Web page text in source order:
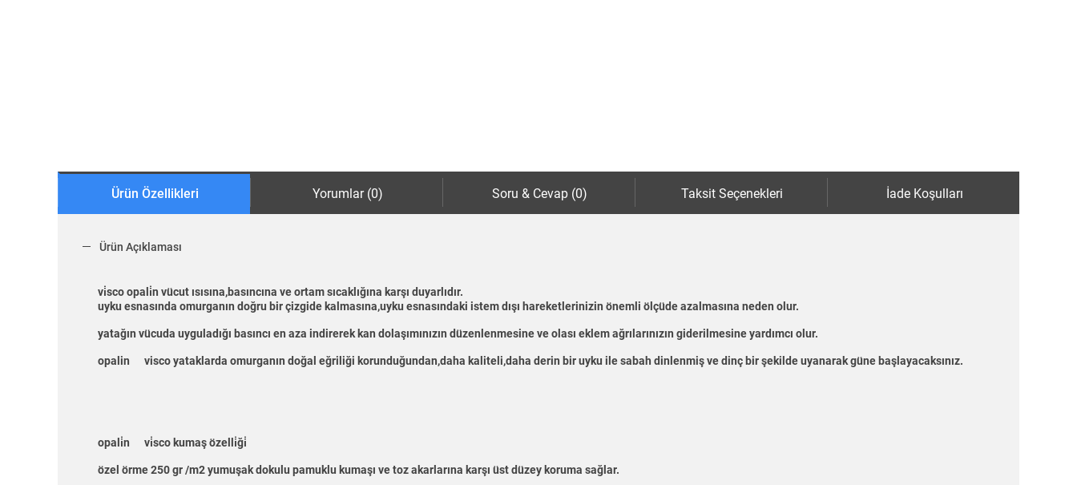
Ürün Özellikleri Yorumlar (0) Soru & Cevap (0) Taksit Seçenekleri İade Koşulları
Ürün Açıklaması
vi̇sco opali̇n vücut ısısına,basıncına ve ortam sıcaklığına karşı duyarlıdır.
uyku esnasında omurganın doğru bir çizgide kalmasına,uyku esnasındaki istem dışı hareketlerinizin önemli ölçüde azalmasına neden olur.
yatağın vücuda uyguladığı basıncı en aza indirerek kan dolaşımınızın düzenlenmesine ve olası eklem ağrılarınızın giderilmesine yardımcı olur.
opalin visco yataklarda omurganın doğal eğriliği korunduğundan,daha kaliteli,daha derin bir uyku ile sabah dinlenmiş ve dinç bir şekilde uyanarak güne başlayacaksınız.
opali̇n vi̇sco kumaş özelli̇ği̇
özel örme 250 gr /m2 yumuşak dokulu pamuklu kumaşı ve toz akarlarına karşı üst düzey koruma sağlar.